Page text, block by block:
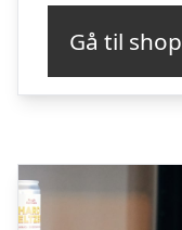
Gå til shop